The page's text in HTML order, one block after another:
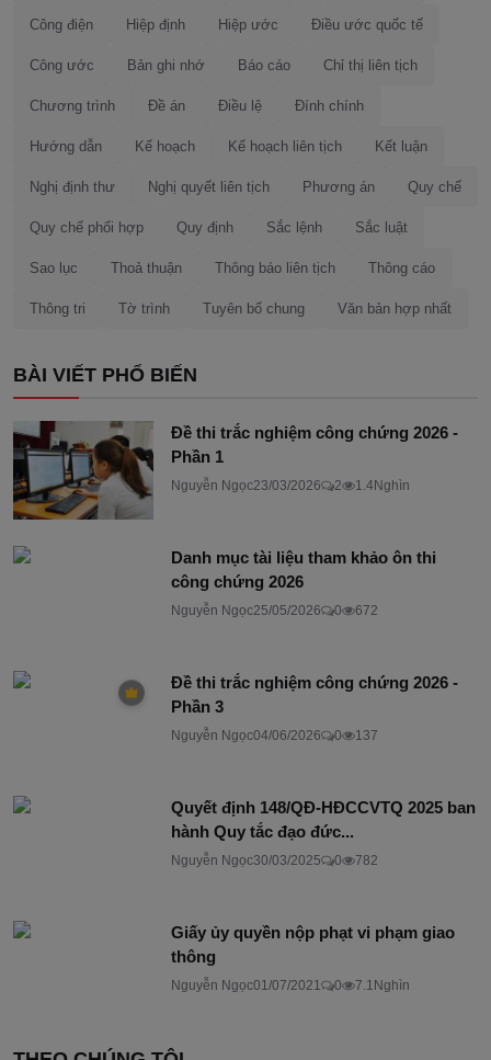
Công điện Hiệp định Hiệp ước Điều ước quốc tế
Công ước Bản ghi nhớ Báo cáo Chỉ thị liên tịch
Chương trình Đề án Điều lệ Đính chính
Hướng dẫn Kế hoạch Kế hoạch liên tịch Kết luận
Nghị định thư Nghị quyết liên tịch Phương án Quy chế
Quy chế phối hợp Quy định Sắc lệnh Sắc luật
Sao lục Thoả thuận Thông báo liên tịch Thông cáo
Thông tri Tờ trình Tuyên bố chung Văn bản hợp nhất
BÀI VIẾT PHỔ BIẾN
Đề thi trắc nghiệm công chứng 2026 -
Phần 1
Nguyễn Ngọc23/03/2026 2 1.4Nghìn
Danh mục tài liệu tham khảo ôn thi
công chứng 2026
Nguyễn Ngọc25/05/2026 0 672
Đề thi trắc nghiệm công chứng 2026 -
Phần 3
Nguyễn Ngọc04/06/2026 0 137
Quyết định 148/QĐ-HĐCCVTQ 2025 ban
hành Quy tắc đạo đức...
Nguyễn Ngọc30/03/2025 0 782
Giấy ủy quyền nộp phạt vi phạm giao
thông
Nguyễn Ngọc01/07/2021 0 7.1Nghìn